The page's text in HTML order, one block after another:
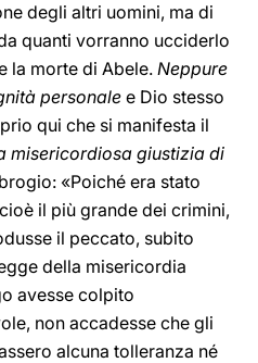
degli altri uomini, ma di
quanti vorranno ucciderlo
la morte di Abele. Neppure
personale e Dio stesso
qui che si manifesta il
misericordiosa giustizia di
«Poiché era stato
il più grande dei crimini,
il peccato, subito
della misericordia
avesse colpito
non accadesse che gli
alcuna tolleranza né